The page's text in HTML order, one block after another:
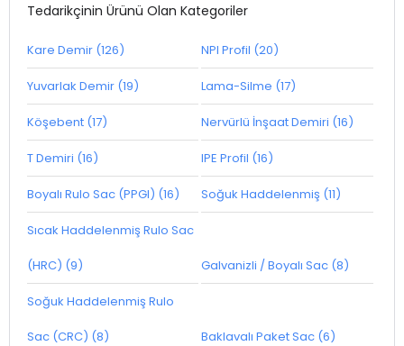
Tedarikçinin Ürünü Olan Kategoriler
Kare Demir (126) NPI Profil (20)
Yuvarlak Demir (19) Lama-Silme (17)
Köşebent (17) Nervürlü İnşaat Demiri (16)
T Demiri (16) IPE Profil (16)
Boyalı Rulo Sac (PPGI) (16) Soğuk Haddelenmiş (11)
Sıcak Haddelenmiş Rulo Sac
(HRC) (9) Galvanizli / Boyalı Sac (8)
Soğuk Haddelenmiş Rulo
Sac (CRC) (8) Baklavalı Paket Sac (6)